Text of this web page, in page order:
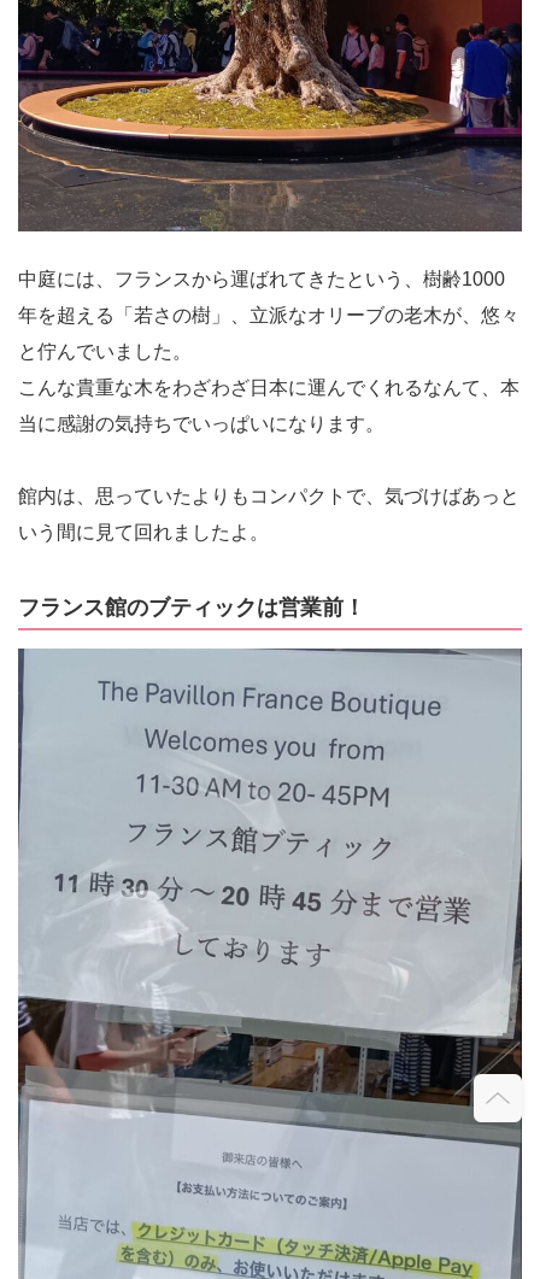
中庭には、フランスから運ばれてきたという、樹齢1000
年を超える「若さの樹」、立派なオリーブの老木が、悠々
と佇んでいました。
こんな貴重な木をわざわざ日本に運んでくれるなんて、本
当に感謝の気持ちでいっぱいになります。
館内は、思っていたよりもコンパクトで、気づけばあっと
いう間に見て回れましたよ。
フランス館のブティックは営業前！